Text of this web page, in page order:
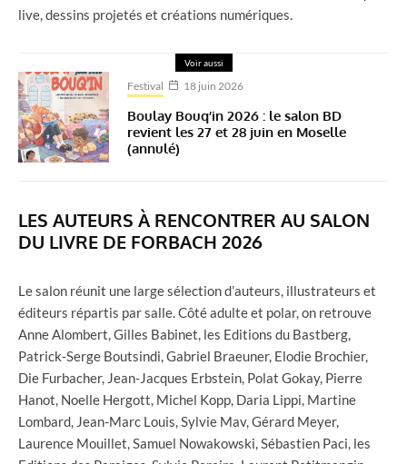
live, dessins projetés et créations numériques.
Voir aussi
Festival 18 juin 2026
Boulay Bouq’in 2026 : le salon BD
revient les 27 et 28 juin en Moselle
(annulé)
LES AUTEURS À RENCONTRER AU SALON
DU LIVRE DE FORBACH 2026
Le salon réunit une large sélection d’auteurs, illustrateurs et
éditeurs répartis par salle. Côté adulte et polar, on retrouve
Anne Alombert, Gilles Babinet, les Editions du Bastberg,
Patrick-Serge Boutsindi, Gabriel Braeuner, Elodie Brochier,
Die Furbacher, Jean-Jacques Erbstein, Polat Gokay, Pierre
Hanot, Noelle Hergott, Michel Kopp, Daria Lippi, Martine
Lombard, Jean-Marc Louis, Sylvie Mav, Gérard Meyer,
Laurence Mouillet, Samuel Nowakowski, Sébastien Paci, les